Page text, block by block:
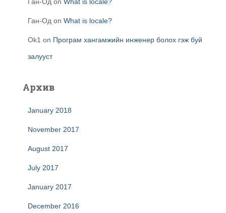
Ган-Од on What is locale?
Ok1 on Програм хангамжийн инженер болох гэж буй
залууст
Архив
January 2018
November 2017
August 2017
July 2017
January 2017
December 2016